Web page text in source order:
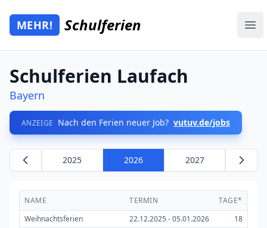
Zum Hauptinhalt springen
Mehr Schulferien
MEHR! Schulferien
Schulferien Laufach
Bayern
ANZEIGE Nach den Ferien neuer Job? vutuv.de/jobs
2025 2026 2027
NAME TERMIN
TAGE*
Weihnachtsferien
22.12.2025 - 05.01.2026
18